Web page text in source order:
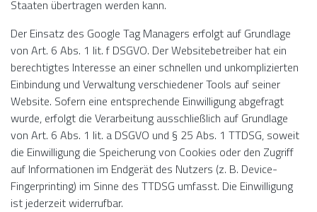
Staaten übertragen werden kann.
Der Einsatz des Google Tag Managers erfolgt auf Grundlage
von Art. 6 Abs. 1 lit. f DSGVO. Der Websitebetreiber hat ein
berechtigtes Interesse an einer schnellen und unkomplizierten
Einbindung und Verwaltung verschiedener Tools auf seiner
Website. Sofern eine entsprechende Einwilligung abgefragt
wurde, erfolgt die Verarbeitung ausschließlich auf Grundlage
von Art. 6 Abs. 1 lit. a DSGVO und § 25 Abs. 1 TTDSG, soweit
die Einwilligung die Speicherung von Cookies oder den Zugriff
auf Informationen im Endgerät des Nutzers (z. B. Device-
Fingerprinting) im Sinne des TTDSG umfasst. Die Einwilligung
ist jederzeit widerrufbar.